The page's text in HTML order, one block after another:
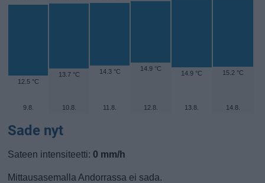
12.5 °C
13.7 °C 14.3 °C 14.9 °C
14.9 °C 15.2 °C
9.8. 10.8. 11.8. 12.8. 13.8. 14.8.
Sade nyt
Sateen intensiteetti: 0 mm/h
Mittausasemalla Andorrassa ei sada.